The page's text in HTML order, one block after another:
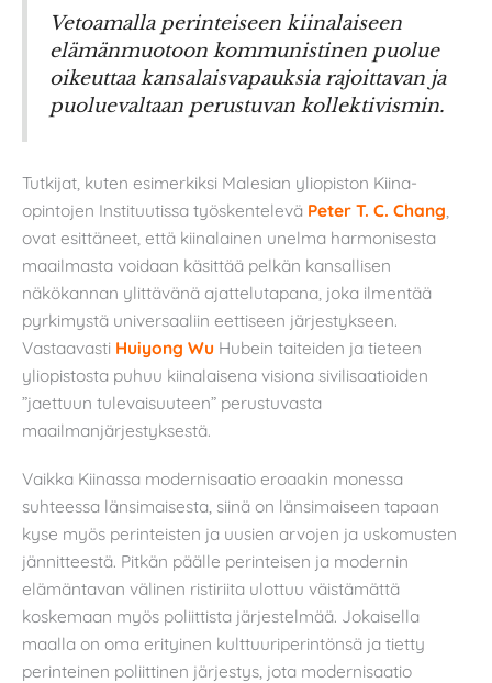
Vetoamalla perinteiseen kiinalaiseen
elämänmuotoon kommunistinen puolue
oikeuttaa kansalaisvapauksia rajoittavan ja
puoluevaltaan perustuvan kollektivismin.
Tutkijat, kuten esimerkiksi Malesian yliopiston Kiina-
opintojen Instituutissa työskentelevä Peter T. C. Chang,
ovat esittäneet, että kiinalainen unelma harmonisesta
maailmasta voidaan käsittää pelkän kansallisen
näkökannan ylittävänä ajattelutapana, joka ilmentää
pyrkimystä universaaliin eettiseen järjestykseen.
Vastaavasti Huiyong Wu Hubein taiteiden ja tieteen
yliopistosta puhuu kiinalaisena visiona sivilisaatioiden
”jaettuun tulevaisuuteen” perustuvasta
maailmanjärjestyksestä.
Vaikka Kiinassa modernisaatio eroaakin monessa
suhteessa länsimaisesta, siinä on länsimaiseen tapaan
kyse myös perinteisten ja uusien arvojen ja uskomusten
jännitteestä. Pitkän päälle perinteisen ja modernin
elämäntavan välinen ristiriita ulottuu väistämättä
koskemaan myös poliittista järjestelmää. Jokaisella
maalla on oma erityinen kulttuuriperintönsä ja tietty
perinteinen poliittinen järjestys, jota modernisaatio